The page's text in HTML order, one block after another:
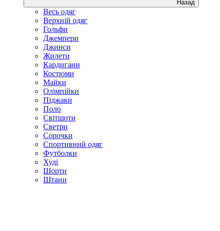
Назад
Весь одяг
Верхній одяг
Гольфи
Джемпери
Джинси
Жилети
Кардигани
Костюми
Майки
Олімпійки
Піджаки
Поло
Світшоти
Светри
Сорочки
Спортивний одяг
Футболки
Худі
Шорти
Штани